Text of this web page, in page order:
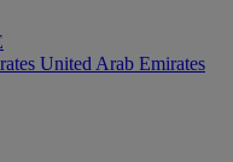
United Arab Emirates